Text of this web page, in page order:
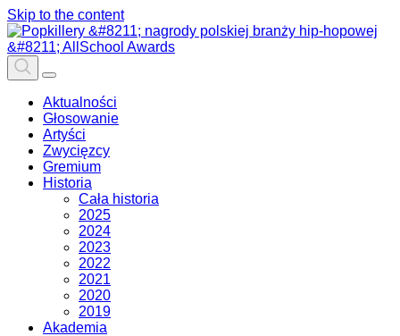
Skip to the content
Aktualności
Głosowanie
Artyści
Zwycięzcy
Gremium
Historia
Cała historia
2025
2024
2023
2022
2021
2020
2019
Akademia